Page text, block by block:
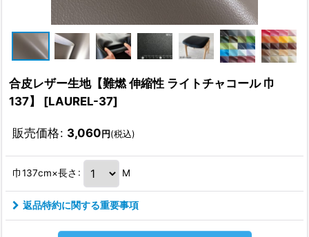
合皮レザー生地【難燃 伸縮性 ライトチャコール 巾
137】
[LAUREL-37]
販売価格: 3,060円(税込)
巾137cm×長さ : M
返品特約に関する重要事項